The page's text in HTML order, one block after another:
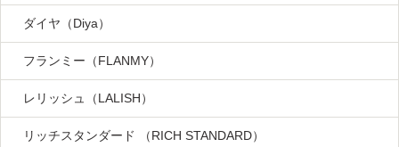
ダイヤ（Diya）
フランミー（FLANMY）
レリッシュ（LALISH）
リッチスタンダード （RICH STANDARD）